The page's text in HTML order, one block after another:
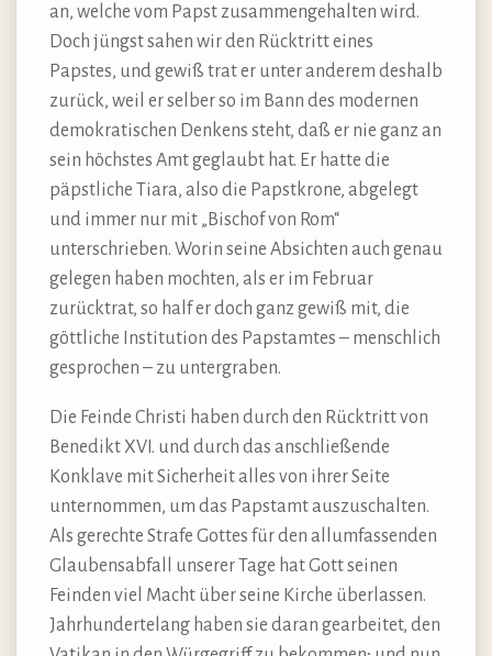
an, welche vom Papst zusammengehalten wird.
Doch jüngst sahen wir den Rücktritt eines
Papstes, und gewiß trat er unter anderem deshalb
zurück, weil er selber so im Bann des modernen
demokratischen Denkens steht, daß er nie ganz an
sein höchstes Amt geglaubt hat. Er hatte die
päpstliche Tiara, also die Papstkrone, abgelegt
und immer nur mit „Bischof von Rom“
unterschrieben. Worin seine Absichten auch genau
gelegen haben mochten, als er im Februar
zurücktrat, so half er doch ganz gewiß mit, die
göttliche Institution des Papstamtes – menschlich
gesprochen – zu untergraben.
Die Feinde Christi haben durch den Rücktritt von
Benedikt XVI. und durch das anschließende
Konklave mit Sicherheit alles von ihrer Seite
unternommen, um das Papstamt auszuschalten.
Als gerechte Strafe Gottes für den allumfassenden
Glaubensabfall unserer Tage hat Gott seinen
Feinden viel Macht über seine Kirche überlassen.
Jahrhundertelang haben sie daran gearbeitet, den